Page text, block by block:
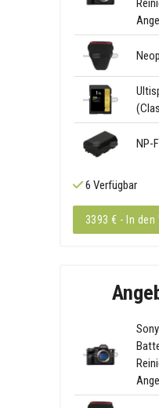
NP-
6 Verfügbar
3393 € - In den